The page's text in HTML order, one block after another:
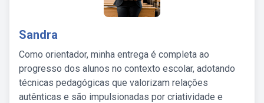
Sandra
Como orientador, minha entrega é completa ao
progresso dos alunos no contexto escolar, adotando
técnicas pedagógicas que valorizam relações
autênticas e são impulsionadas por criatividade e